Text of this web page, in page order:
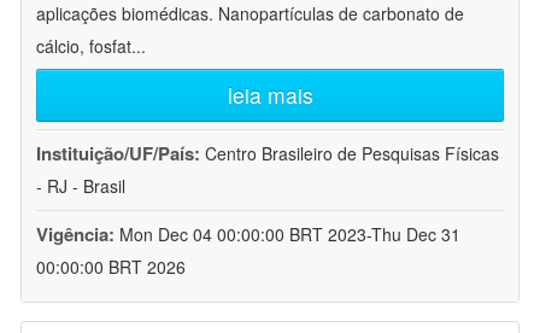
aplicações biomédicas. Nanopartículas de carbonato de
cálcio, fosfat...
leia mais
Instituição/UF/País: Centro Brasileiro de Pesquisas Físicas
- RJ - Brasil
Vigência: Mon Dec 04 00:00:00 BRT 2023-Thu Dec 31
00:00:00 BRT 2026